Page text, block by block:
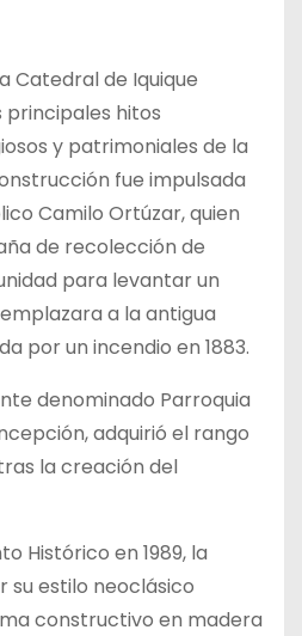
Catedral de Iquique
principales hitos
y patrimoniales de la
fue impulsada
Camilo Ortúzar, quien
de recolección de
para levantar un
a la antigua
por un incendio en 1883.
denominado Parroquia
adquirió el rango
la creación del
Histórico en 1989, la
estilo neoclásico
constructivo en madera